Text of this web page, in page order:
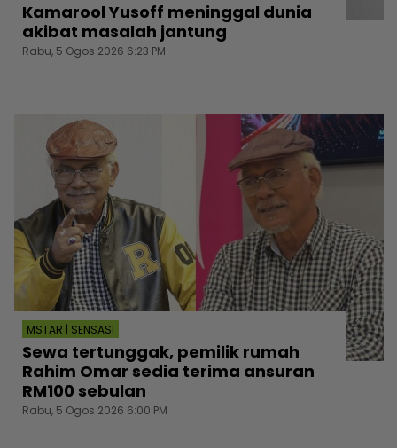
Kamarool Yusoff meninggal dunia
akibat masalah jantung
Rabu, 5 Ogos 2026 6:23 PM
MSTAR | SENSASI
Sewa tertunggak, pemilik rumah
Rahim Omar sedia terima ansuran
RM100 sebulan
Rabu, 5 Ogos 2026 6:00 PM